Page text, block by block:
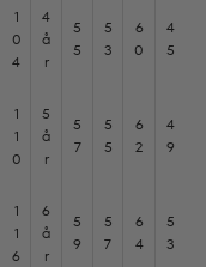
1
0
4
4
å
r
5
5
5
3
6
0
4
5
1
1
0
5
å
r
5
7
5
5
6
2
4
9
1
1
6
6
å
r
5
9
5
7
6
4
5
3